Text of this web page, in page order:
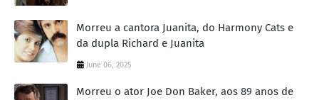
Morreu a cantora Juanita, do Harmony Cats e
da dupla Richard e Juanita
June 06, 2025
Morreu o ator Joe Don Baker, aos 89 anos de